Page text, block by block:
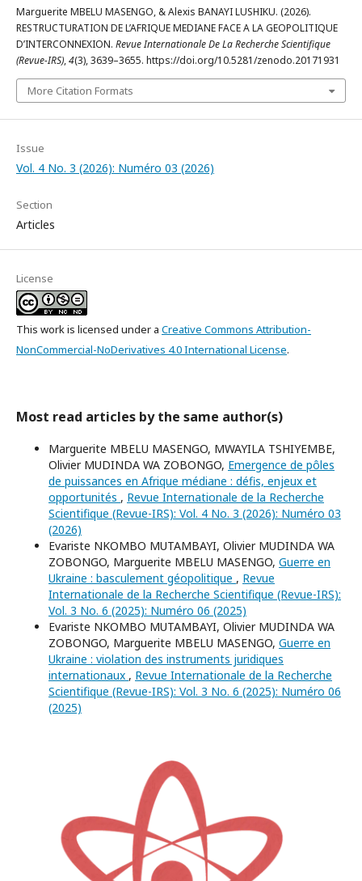
Marguerite MBELU MASENGO, & Alexis BANAYI LUSHIKU. (2026).
RESTRUCTURATION DE L’AFRIQUE MEDIANE FACE A LA GEOPOLITIQUE
D’INTERCONNEXION. Revue Internationale De La Recherche Scientifique
(Revue-IRS),4(3), 3639–3655. https://doi.org/10.5281/zenodo.20171931
More Citation Formats
Issue
Vol. 4 No. 3 (2026): Numéro 03 (2026)
Section
Articles
License
This work is licensed under a Creative Commons Attribution-
NonCommercial-NoDerivatives 4.0 International License.
Most read articles by the same author(s)
Marguerite MBELU MASENGO, MWAYILA TSHIYEMBE,
Olivier MUDINDA WA ZOBONGO, Emergence de pôles
de puissances en Afrique médiane : défis, enjeux et
opportunités , Revue Internationale de la Recherche
Scientifique (Revue-IRS): Vol. 4 No. 3 (2026): Numéro 03
(2026)
Evariste NKOMBO MUTAMBAYI, Olivier MUDINDA WA
ZOBONGO, Marguerite MBELU MASENGO, Guerre en
Ukraine : basculement géopolitique , Revue
Internationale de la Recherche Scientifique (Revue-IRS):
Vol. 3 No. 6 (2025): Numéro 06 (2025)
Evariste NKOMBO MUTAMBAYI, Olivier MUDINDA WA
ZOBONGO, Marguerite MBELU MASENGO, Guerre en
Ukraine : violation des instruments juridiques
internationaux , Revue Internationale de la Recherche
Scientifique (Revue-IRS): Vol. 3 No. 6 (2025): Numéro 06
(2025)